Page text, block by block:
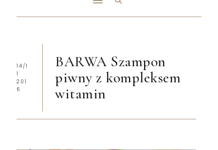
14/1
1
201
6
BARWA Szampon
piwny z kompleksem
witamin